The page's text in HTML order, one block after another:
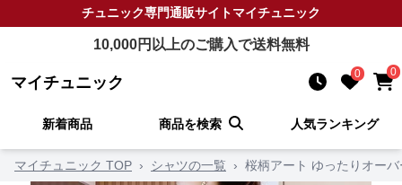
チュニック専門通販サイトマイチュニック
10,000円以上のご購入で送料無料
マイチュニック 0 0
新着商品 商品を検索 人気ランキング
マイチュニック TOP › シャツの一覧 › 桜柄アート ゆったりオー